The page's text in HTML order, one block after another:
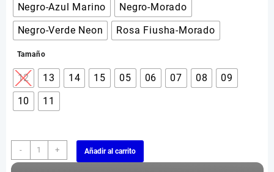
Negro-Azul Marino
Negro-Morado
Negro-Verde Neon
Rosa Fiusha-Morado
Tamaño
12 13 14 15 05 06 07 08
09
10
11
-
Crocs
Infantil
+ Añadir al carrito